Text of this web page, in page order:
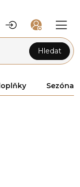
Hledat
Sezóna